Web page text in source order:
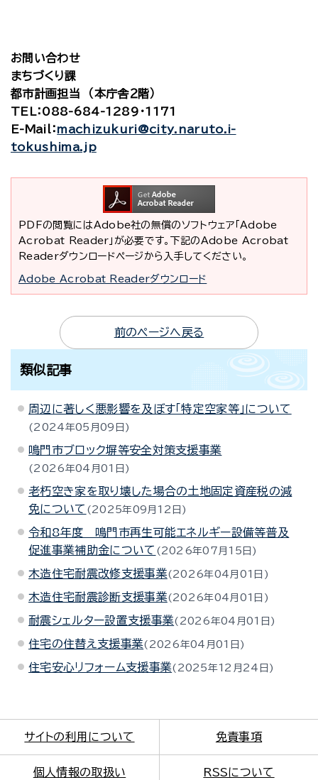
お問い合わせ
まちづくり課
都市計画担当 （本庁舎２階）
TEL
：088-684-1289・1171
E-Mail
：machizukuri@city.naruto.i-
tokushima.jp
PDFの閲覧にはAdobe社の無償のソフトウェア「Adobe
Acrobat Reader」が必要です。下記のAdobe Acrobat
Readerダウンロードページから入手してください。
Adobe Acrobat Readerダウンロード
前のページへ戻る
類似記事
周辺に著しく悪影響を及ぼす「特定空家等」について
2024年05月09日
鳴門市ブロック塀等安全対策支援事業
2026年04月01日
老朽空き家を取り壊した場合の土地固定資産税の減
免について
2025年09月12日
令和8年度 鳴門市再生可能エネルギー設備等普及
促進事業補助金について
2026年07月15日
木造住宅耐震改修支援事業 2026年04月01日
木造住宅耐震診断支援事業 2026年04月01日
耐震シェルター設置支援事業 2026年04月01日
住宅の住替え支援事業 2026年04月01日
住宅安心リフォーム支援事業 2025年12月24日
サイトの利用について 免責事項
個人情報の取扱い RSSについて